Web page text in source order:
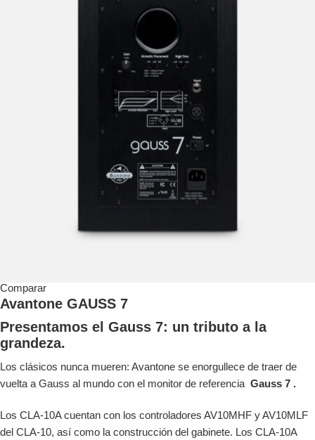
Comparar
Avantone GAUSS 7
Presentamos el Gauss 7: un tributo a la
grandeza.
Los clásicos nunca mueren: Avantone se enorgullece de traer de
vuelta a Gauss al mundo con el monitor de referencia Gauss 7 .
Los CLA-10A cuentan con los controladores AV10MHF y AV10MLF
del CLA-10, así como la construcción del gabinete. Los CLA-10A